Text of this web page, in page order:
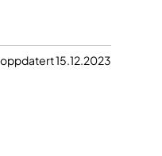
15.12.2023